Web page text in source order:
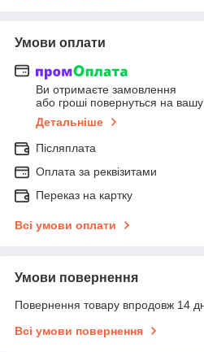
Умови оплати
Ви отримаєте замовлення
або гроші повернуться на вашу
Детальніше
Післяплата
Оплата за реквізитами
Переказ на картку
Всі умови оплати
Умови повернення
Повернення товару впродовж 14
Всі умови повернення